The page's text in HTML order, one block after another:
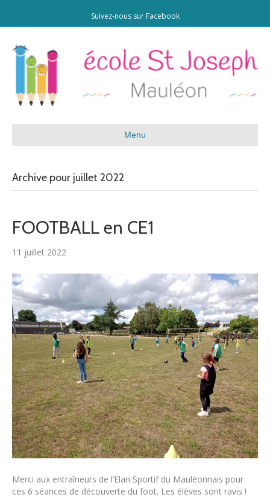
Suivez-nous sur Facebook
Menu
Archive pour juillet 2022
FOOTBALL en CE1
11 juillet 2022
Merci aux entraîneurs de l’Elan Sportif du Mauléonnais pour
ces 6 séances de découverte du foot. Les élèves sont ravis !